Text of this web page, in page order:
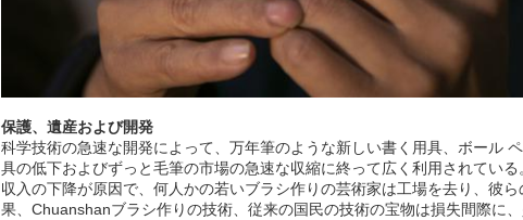
保護、遺産および開発
科学技術の急速な開発によって、万年筆のような新しい書く用具、ボール
具の低下およびずっと毛筆の市場の急速な収縮に終って広く利用されてい
収入の下降が原因で、何人かの若いブラシ作りの芸術家は工場を去り、彼
果、Chuanshanブラシ作りの技術、従来の国民の技術の宝物は損失間際に